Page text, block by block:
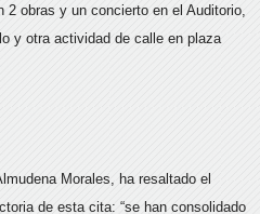
obras y un concierto en el Auditorio,
y otra actividad de calle en plaza
Morales, ha resaltado el
de esta cita: “se han consolidado